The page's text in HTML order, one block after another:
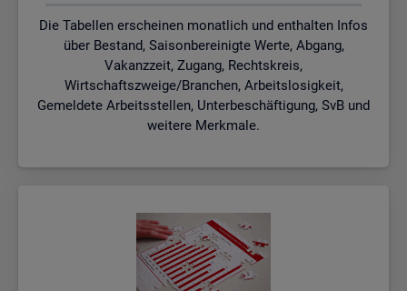
Die Tabellen erscheinen monatlich und enthalten Infos
über Bestand, Saisonbereinigte Werte, Abgang,
Vakanzzeit, Zugang, Rechtskreis,
Wirtschaftszweige/Branchen, Arbeitslosigkeit,
Gemeldete Arbeitsstellen, Unterbeschäftigung, SvB und
weitere Merkmale.